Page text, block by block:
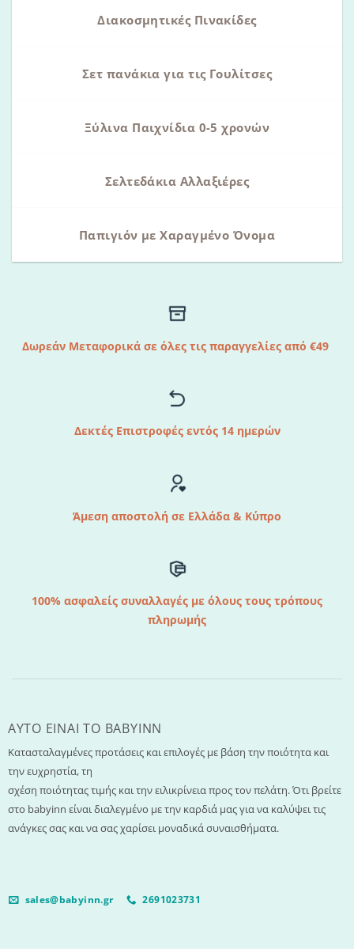
Διακοσμητικές Πινακίδες
Σετ πανάκια για τις Γουλίτσες
Ξύλινα Παιχνίδια 0-5 χρονών
Σελτεδάκια Αλλαξιέρες
Παπιγιόν με Χαραγμένο Όνομα
Δωρεάν Μεταφορικά σε όλες τις παραγγελίες από €49
Δεκτές Επιστροφές εντός 14 ημερών
Άμεση αποστολή σε Ελλάδα & Κύπρο
100% ασφαλείς συναλλαγές με όλους τους τρόπους
πληρωμής
AYTO EINAI TO ΒΑΒΥΙΝΝ
Κατασταλαγμένες προτάσεις και επιλογές με βάση την ποιότητα και
την ευχρηστία, τη
σχέση ποιότητας τιμής και την ειλικρίνεια προς τον πελάτη. Ότι βρείτε
στο babyinn είναι διαλεγμένο με την καρδιά μας για να καλύψει τις
ανάγκες σας και να σας χαρίσει μοναδικά συναισθήματα.
sales@babyinn.gr 2691023731